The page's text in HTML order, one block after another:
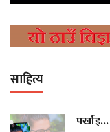
साहित्य
पर्खाइ...